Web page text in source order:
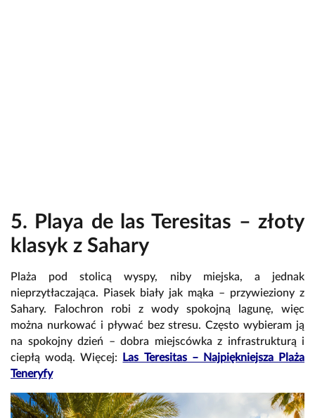
5. Playa de las Teresitas – złoty
klasyk z Sahary
Plaża pod stolicą wyspy, niby miejska, a jednak
nieprzytłaczająca. Piasek biały jak mąka – przywieziony z
Sahary. Falochron robi z wody spokojną lagunę, więc
można nurkować i pływać bez stresu. Często wybieram ją
na spokojny dzień – dobra miejscówka z infrastrukturą i
ciepłą wodą. Więcej:
Las Teresitas – Najpiękniejsza Plaża
Teneryfy